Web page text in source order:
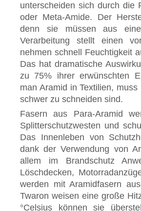
unterscheiden sich durch die
oder Meta-Amide. Der
denn sie müssen aus
Verarbeitung stellt einen
nehmen schnell Feuchtigkeit
Das hat dramatische
zu 75% ihrer erwünschten
man Aramid in Textilien,
schwer zu schneiden sind.
Fasern aus Para-Aramid
Splitterschutzwesten und
Das Innenleben von
dank der Verwendung von
allem im Brandschutz
Löschdecken,
werden mit Aramidfasern
Twaron weisen eine große
°Celsius können sie